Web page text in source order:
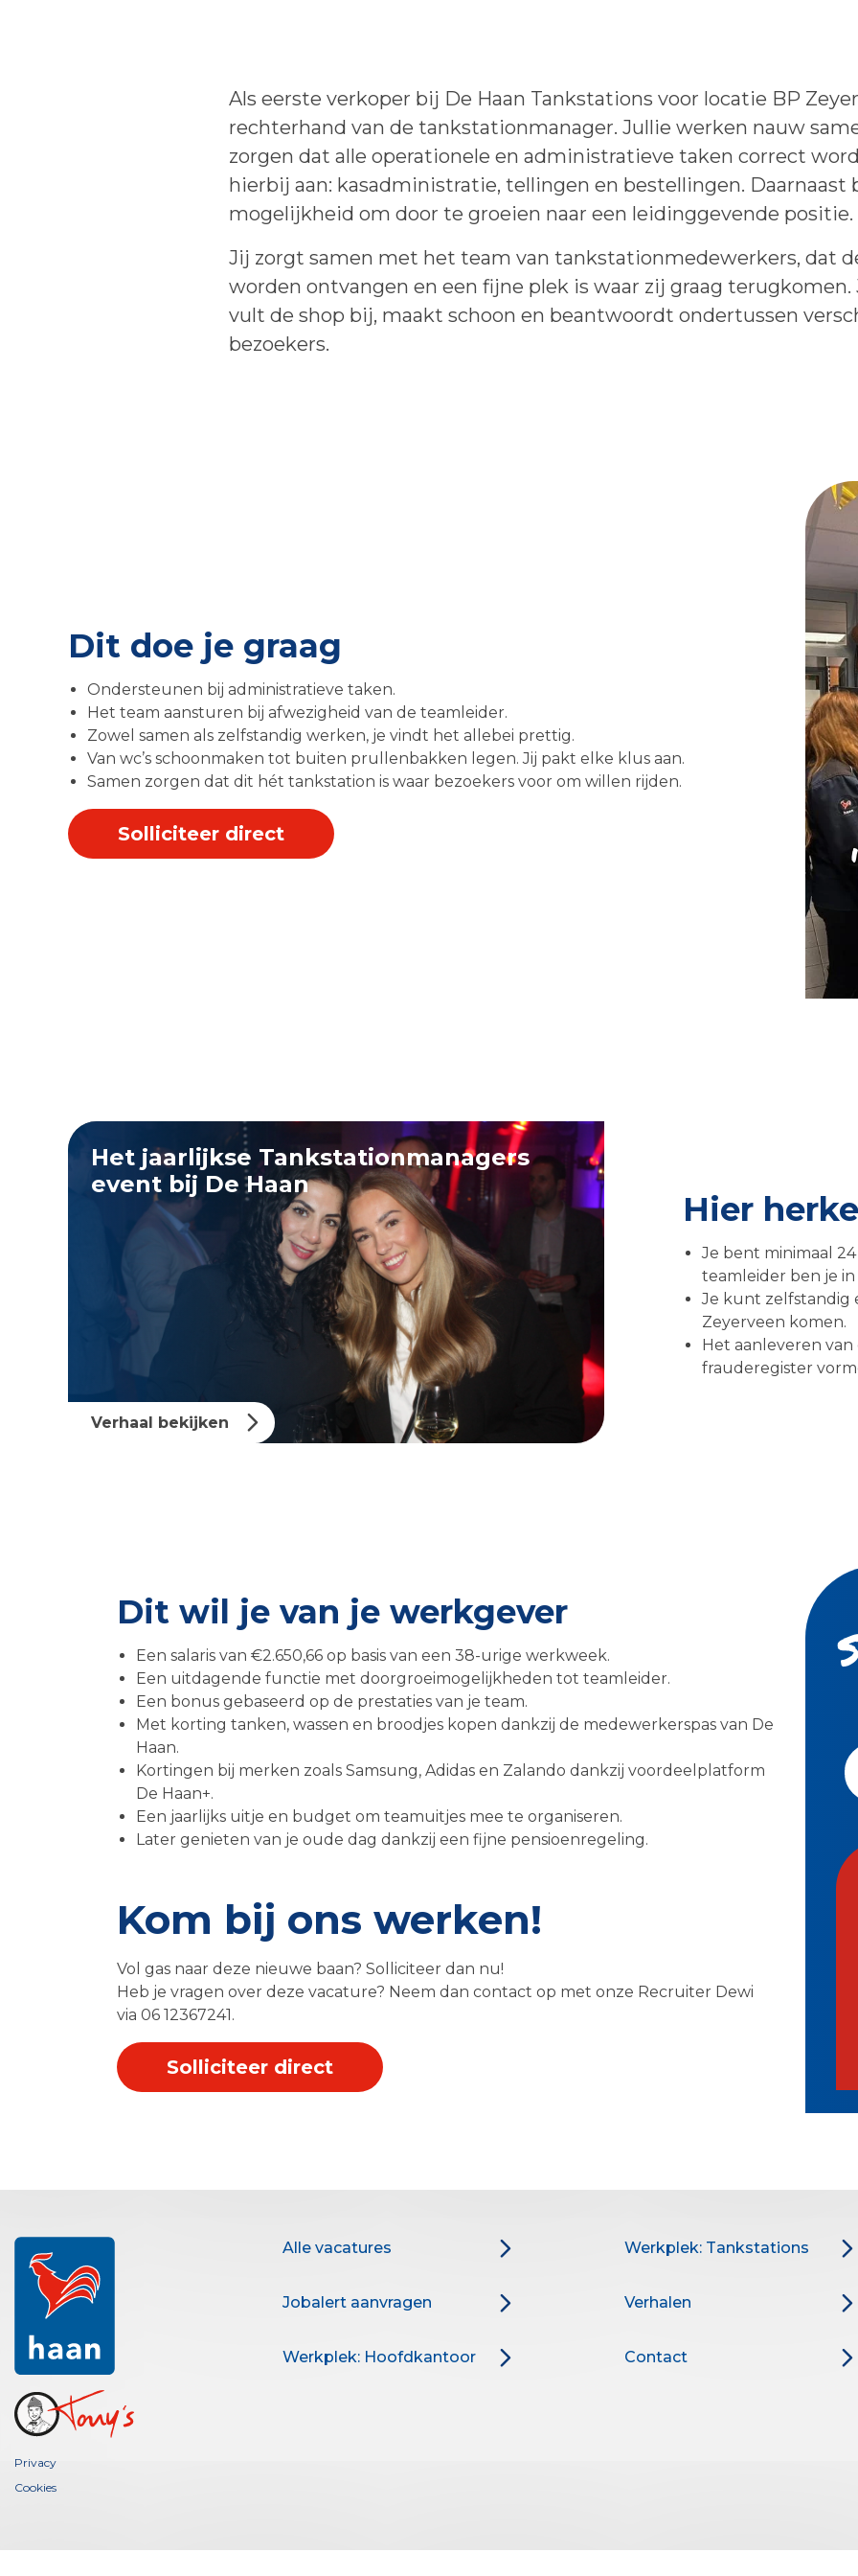
Als eerste verkoper bij De Haan Tankstations voor locatie BP
rechterhand van de tankstationmanager. Jullie werken nauw
zorgen dat alle operationele en administratieve taken correct
hierbij aan: kasadministratie, tellingen en bestellingen. Daarnaast
mogelijkheid om door te groeien naar een leidinggevende positie.
Jij zorgt samen met het team van tankstationmedewerkers, dat
worden ontvangen en een fijne plek is waar zij graag terugkomen.
vult de shop bij, maakt schoon en beantwoordt ondertussen
bezoekers.
Dit doe je graag
Ondersteunen bij administratieve taken.
Het team aansturen bij afwezigheid van de teamleider.
Zowel samen als zelfstandig werken, je vindt het allebei prettig.
Van wc’s schoonmaken tot buiten prullenbakken legen. Jij pakt elke klus aan.
Samen zorgen dat dit hét tankstation is waar bezoekers voor om willen rijden.
Solliciteer direct
Het jaarlijkse Tankstationmanagers
event bij De Haan
Verhaal bekijken
Hier
Je bent minimaal
teamleider ben je
Je kunt zelfstandig
Zeyerveen komen.
Het aanleveren
frauderegister
Dit wil je van je werkgever
Een salaris van €2.650,66 op basis van een 38-urige werkweek.
Een uitdagende functie met doorgroeimogelijkheden tot teamleider.
Een bonus gebaseerd op de prestaties van je team.
Met korting tanken, wassen en broodjes kopen dankzij de medewerkerspas van De
Haan.
Kortingen bij merken zoals Samsung, Adidas en Zalando dankzij voordeelplatform
De Haan+.
Een jaarlijks uitje en budget om teamuitjes mee te organiseren.
Later genieten van je oude dag dankzij een fijne pensioenregeling.
Kom bij ons werken!
Vol gas naar deze nieuwe baan? Solliciteer dan nu!
Heb je vragen over deze vacature? Neem dan contact op met onze Recruiter Dewi
via 06 12367241.
Solliciteer direct
Privacy
Cookies
Alle vacatures
Jobalert aanvragen
Werkplek: Hoofdkantoor
Werkplek: Tankstations
Verhalen
Contact